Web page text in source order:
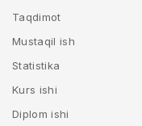
Taqdimot
Mustaqil ish
Statistika
Kurs ishi
Diplom ishi